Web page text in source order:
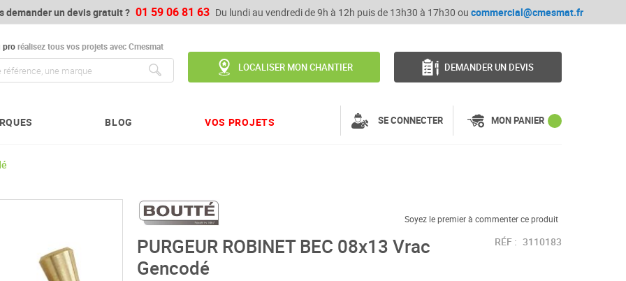
demander un devis gratuit ? 01 59 06 81 63 Du lundi au vendredi de 9h à 12h puis de 13h30 à 17h30 ou commercial@cmesmat.fr
proréalisez tous vos projets avec Cmesmat
LOCALISER MON CHANTIER DEMANDER UN DEVIS
BLOG VOS PROJETS SE CONNECTER MON PANIER
Soyez le premier à commenter ce produit
PURGEUR ROBINET BEC 08x13 Vrac
Gencodé
RÉF : 3110183